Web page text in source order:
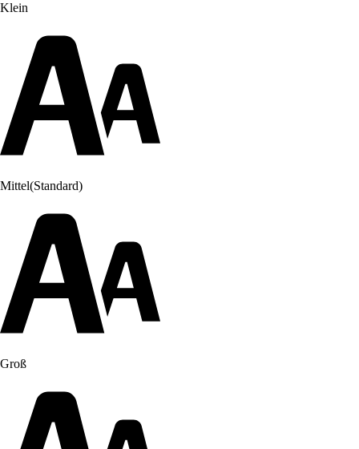
Klein
Mittel(Standard)
Groß